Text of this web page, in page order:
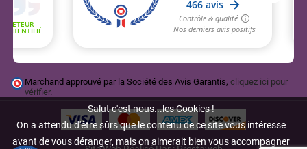
Salut c'est nous...les Cookies !
On a attendu d'être sûrs que le contenu de ce site vous intéresse
avant de vous déranger, mais on aimerait bien vous accompagner
Marchand approuvé par la Société des Avis Garantis, cliquez ici pour
vérifier.